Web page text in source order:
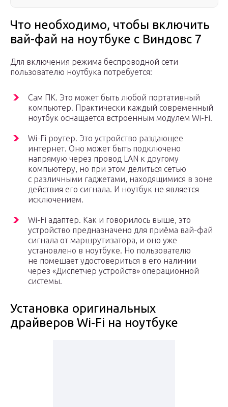
Что необходимо, чтобы включить
вай-фай на ноутбуке с Виндовс 7
Для включения режима беспроводной сети
пользователю ноутбука потребуется:
Сам ПК. Это может быть любой портативный
компьютер. Практически каждый современный
ноутбук оснащается встроенным модулем Wi-Fi.
Wi-Fi роутер. Это устройство раздающее
интернет. Оно может быть подключено
напрямую через провод LAN к другому
компьютеру, но при этом делиться сетью
с различными гаджетами, находящимися в зоне
действия его сигнала. И ноутбук не является
исключением.
Wi-Fi адаптер. Как и говорилось выше, это
устройство предназначено для приёма вай-фай
сигнала от маршрутизатора, и оно уже
установлено в ноутбуке. Но пользователю
не помешает удостовериться в его наличии
через «Диспетчер устройств» операционной
системы.
Установка оригинальных
драйверов Wi-Fi на ноутбуке